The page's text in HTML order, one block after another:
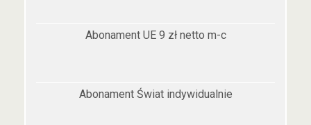
Abonament UE 9 zł netto m-c
Abonament Świat indywidualnie